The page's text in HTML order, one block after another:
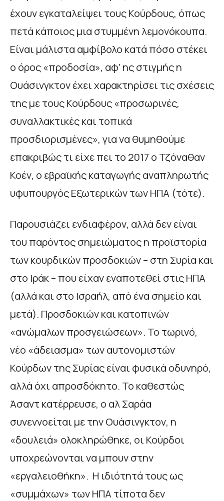
έχουν εγκαταλείψει τους Κούρδους, όπως
πετά κάποιος μια στυμμένη λεμονόκουπα.
Είναι μάλιστα αμφίβολο κατά πόσο στέκει
ο όρος «προδοσία», αφ’ ης στιγμής η
Ουάσινγκτον έχει χαρακτηρίσει τις σχέσεις
της με τους Κούρδους «προσωρινές,
συναλλακτικές και τοπικά
προσδιορισμένες», για να θυμηθούμε
επακριβώς τι είχε πει το 2017 ο Τζόναθαν
Κοέν, ο εβραϊκής καταγωγής αναπληρωτής
υφυπουργός Εξωτερικών των ΗΠΑ (τότε).
Παρουσιάζει ενδιαφέρον, αλλά δεν είναι
του παρόντος σημειώματος η προϊστορία
των κουρδικών προσδοκιών – στη Συρία και
στο Ιράκ – που είχαν εναποτεθεί στις ΗΠΑ
(αλλά και στο Ισραήλ, από ένα σημείο και
μετά). Προσδοκιών και κατοπινών
«ανώμαλων προσγειώσεων». Το τωρινό,
νέο «άδειασμα» των αυτονομιστών
Κούρδων της Συρίας είναι φυσικά οδυνηρό,
αλλά όχι απροσδόκητο. Το καθεστώς
Άσαντ κατέρρευσε, ο αλ Σαράα
συνεννοείται με την Ουάσινγκτον, η
«δουλειά» ολοκληρώθηκε, οι Κούρδοι
υποχρεώνονται να μπουν στην
«εργαλειοθήκη». Η ιδιότητά τους ως
«συμμάχων» των ΗΠΑ τίποτα δεν